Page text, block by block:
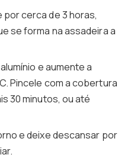
por cerca de 3 horas,
se forma na assadeira a
e aumente a
Pincele com a cobertura
30 minutos, ou até
e deixe descansar por